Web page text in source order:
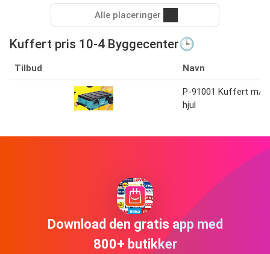
Alle placeringer
Kuffert pris 10-4 Byggecenter🕒
Tilbud Navn
P-91001 Kuffert m/
hjul
Download den gratis app med
800+ butikker